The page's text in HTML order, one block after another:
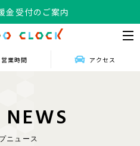
金受付のご案内
営業時間 アクセス
NEWS
ニュース